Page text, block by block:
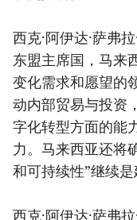
西克·阿伊达·萨弗
东盟主席国，马来
变化需求和愿望的
动内部贸易与投资
字化转型方面的能
力。马来西亚还
和可持续性”继续是
西克·阿伊达·萨弗